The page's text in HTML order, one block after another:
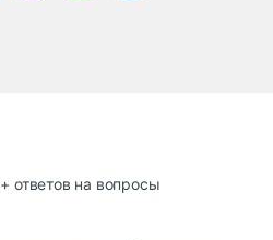
ответов на вопросы